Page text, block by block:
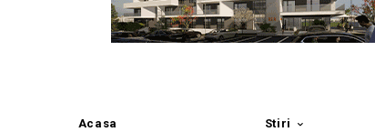
Acasa Stiri